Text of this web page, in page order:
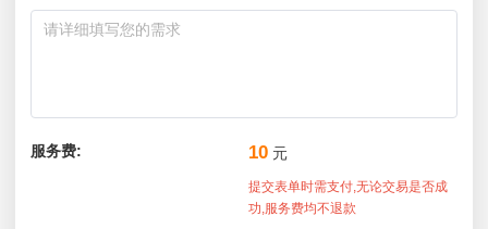
服务费: 10元
提交表单时需支付,无论交易是否成
功,服务费均不退款